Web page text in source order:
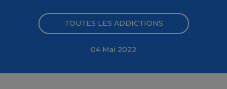
TOUTES LES ADDICTIONS
04 Mai 2022